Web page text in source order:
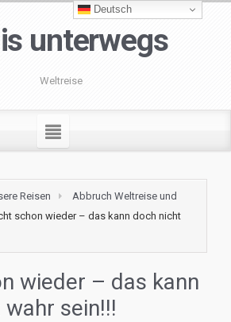
unterwegs
Weltreise
Reisen
Abbruch Weltreise und
schon wieder – das kann doch nicht
wieder – das kann
sein!!!
Deutsch